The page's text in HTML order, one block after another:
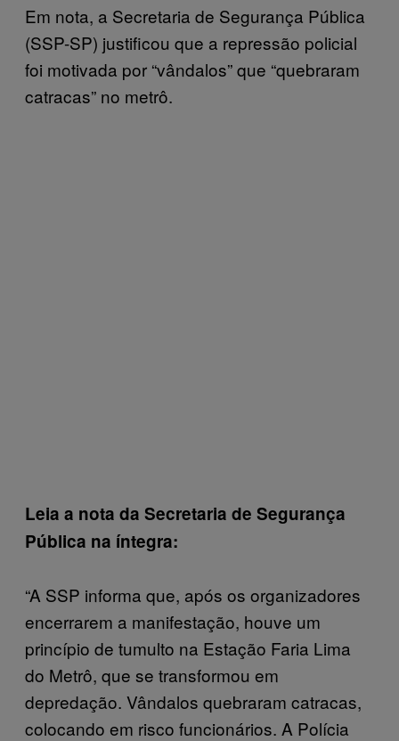
Em nota, a Secretaria de Segurança Pública
(SSP-SP) justificou que a repressão policial
foi motivada por “vândalos” que “quebraram
catracas” no metrô.
Leia a nota da Secretaria de Segurança
Pública na íntegra:
“A SSP informa que, após os organizadores
encerrarem a manifestação, houve um
princípio de tumulto na Estação Faria Lima
do Metrô, que se transformou em
depredação. Vândalos quebraram catracas,
colocando em risco funcionários. A Polícia